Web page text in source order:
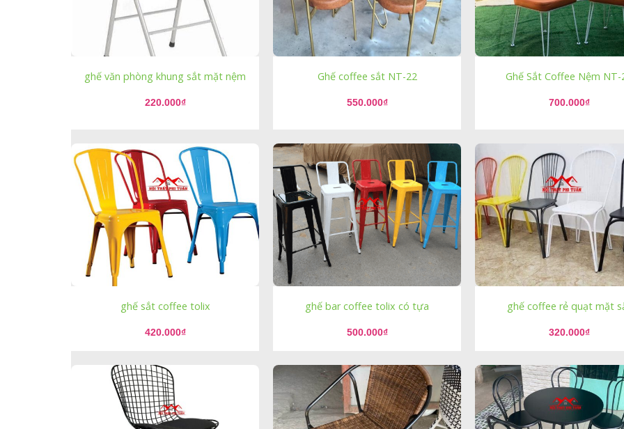
ghế văn phòng khung sắt mặt nệm
220.000₫
Ghế coffee sắt NT-22
550.000₫
Ghế Sắt Coffee Nệm NT-
700.000₫
ghế sắt coffee tolix
420.000₫
ghế bar coffee tolix có tựa
500.000₫
ghế coffee rẻ quạt mặt
320.000₫